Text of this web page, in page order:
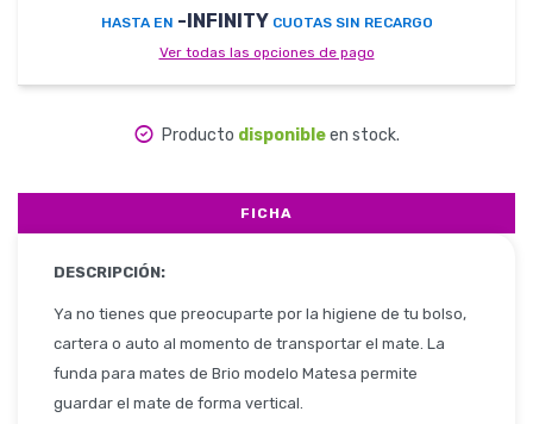
HASTA EN -INFINITY CUOTAS SIN RECARGO
Ver todas las opciones de pago
Producto disponibleen stock.
FICHA
DESCRIPCIÓN:
Ya no tienes que preocuparte por la higiene de tu bolso,
cartera o auto al momento de transportar el mate. La
funda para mates de Brio modelo Matesa permite
guardar el mate de forma vertical.